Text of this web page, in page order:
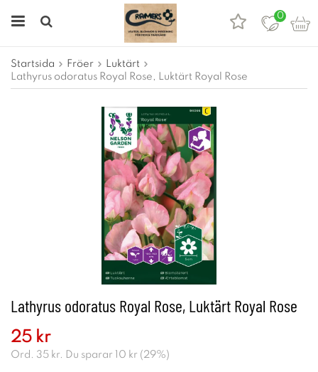
0
Startsida Fröer
Luktärt
Lathyrus odoratus Royal Rose, Luktärt Royal Rose
Lathyrus odoratus Royal Rose, Luktärt Royal Rose
25 kr
Ord. 35 kr. Du sparar 10 kr ( 29%)